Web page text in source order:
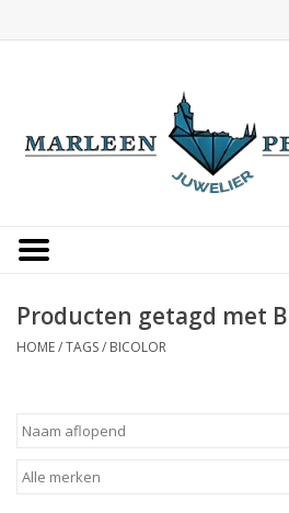
Occasions
Overige
Producten getagd met
HOME/TAGS/ BICOLOR